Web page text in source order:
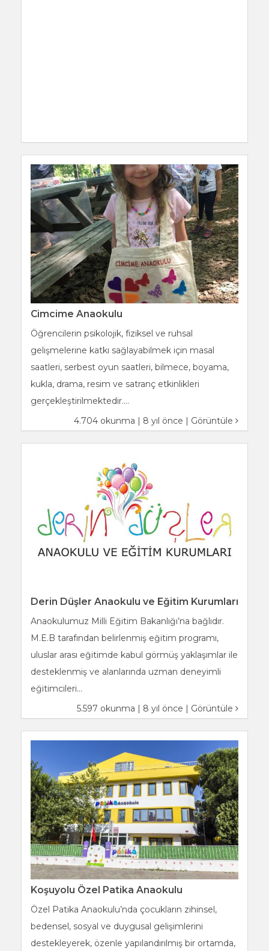
Cimcime Anaokulu
Öğrencilerin psikolojik, fiziksel ve ruhsal
gelişmelerine katkı sağlayabilmek için masal
saatleri, serbest oyun saatleri, bilmece, boyama,
kukla, drama, resim ve satranç etkinlikleri
gerçekleştirilmektedir....
4.704 okunma | 8 yıl önce | Görüntüle
Derin Düşler Anaokulu ve Eğitim Kurumları
Anaokulumuz Milli Eğitim Bakanlığı’na bağlıdır.
M.E.B tarafından belirlenmiş eğitim programı,
uluslar arası eğitimde kabul görmüş yaklaşımlar ile
desteklenmiş ve alanlarında uzman deneyimli
eğitimcileri...
5.597 okunma | 8 yıl önce | Görüntüle
Koşuyolu Özel Patika Anaokulu
Özel Patika Anaokulu’nda çocukların zihinsel,
bedensel, sosyal ve duygusal gelişimlerini
destekleyerek, özenle yapılandırılmış bir ortamda,